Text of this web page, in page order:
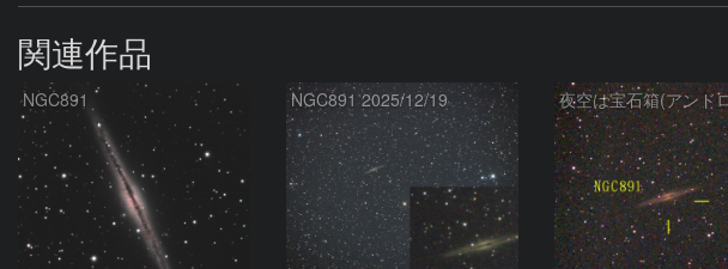
関連作品
NGC891 NGC891 2025/12/19